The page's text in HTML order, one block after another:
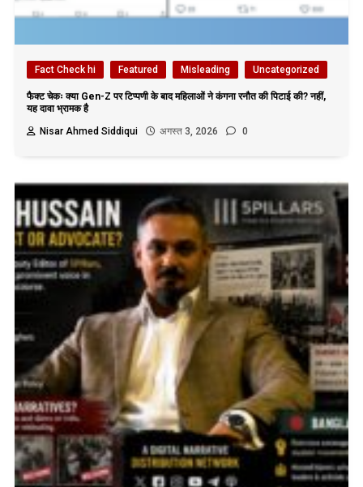
Fact Check hi Featured Misleading Uncategorized
फैक्ट चेकः क्या Gen-Z पर टिप्पणी के बाद महिलाओं ने कंगना रनौत की पिटाई की? नहीं,
यह दावा भ्रामक है
Nisar Ahmed Siddiqui
अगस्त 3, 2026 0